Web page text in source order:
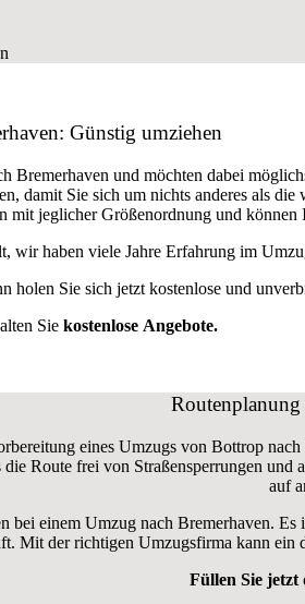
Günstig umziehen
Bremerhaven und möchten dabei
damit Sie sich um nichts anderes als
jeglicher Größenordnung und
wir haben viele Jahre Erfahrung im
holen Sie sich jetzt kostenlose und
Sie kostenlose Angebote.
eines Umzugs von Bottrop nach
die Route frei von Straßensperrungen
auf
bei einem Umzug nach Bremerhaven.
Mit der richtigen Umzugsfirma kann
Füllen Sie jetzt